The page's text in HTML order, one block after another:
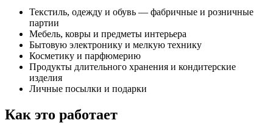
Текстиль, одежду и обувь — фабричные и розничные
партии
Мебель, ковры и предметы интерьера
Бытовую электронику и мелкую технику
Косметику и парфюмерию
Продукты длительного хранения и кондитерские
изделия
Личные посылки и подарки
Как это работает